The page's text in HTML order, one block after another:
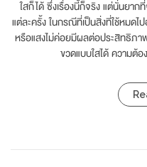
ใสก็ได้ ซึ่งเรื่องนี้ก็จริง แต่นั่นยา
แต่ละครั้ง ในกรณีที่เป็นสิ่งที่ใช้หมดไ
หรือแสงไม่ค่อยมีผลต่อประสิทธิภา
ขวดแบบใสได้ ความต้อ